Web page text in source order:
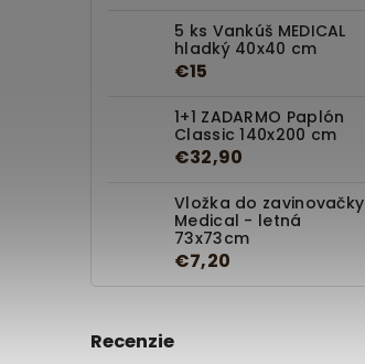
5 ks Vankúš MEDICAL
hladký 40x40 cm
€15
1+1 ZADARMO Paplón
Classic 140x200 cm
€32,90
Vložka do zavinovačky
Medical - letná
73x73cm
€7,20
Recenzie